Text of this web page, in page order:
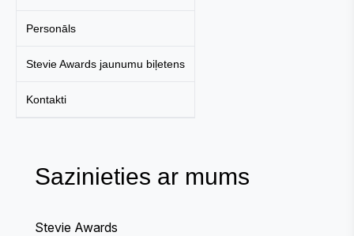
Personāls
Stevie Awards jaunumu biļetens
Kontakti
Sazinieties ar mums
Stevie Awards